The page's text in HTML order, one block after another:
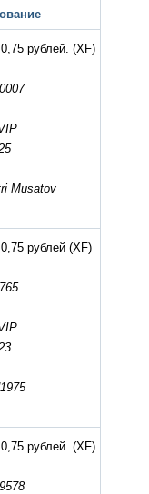
рублей. (XF)
Musatov
рублей(XF)
рублей. (XF)